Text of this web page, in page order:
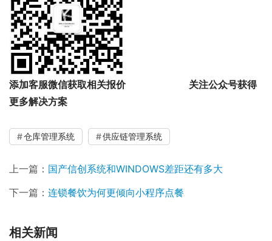
添加客服微信获取相关报价
关注公众号获得
更多解决方案
仓库管理系统 供应链管理系统
上一篇： 国产信创系统和WINDOWS差距还有多大
下一篇： 连锁餐饮为何更倾向小程序点餐
相关新闻